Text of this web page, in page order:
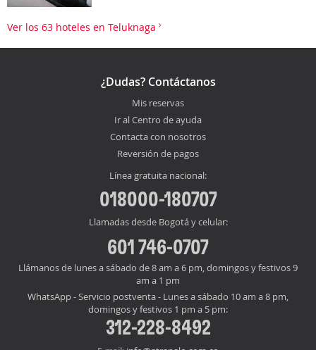
Ver los 63 hoteles en Teluknaga
¿Dudas? Contáctanos
Mis reservas
Ir al Centro de ayuda
Contacta con nosotros
Reversión de pagos
Línea gratuita nacional:
018000-180707
Llamadas desde Bogotá y celular:
601 746-0707
Llámanos de lunes a sábado de 8 am a 6 pm, domingos y festivos 9
am a 1 pm
WhatsApp - Servicio postventa - Lunes a sábado 10 am a 8 pm,
domingos y festivos 1 pm a 5 pm:
312-228-8492